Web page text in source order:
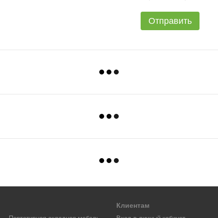
Отправить
Клиентам